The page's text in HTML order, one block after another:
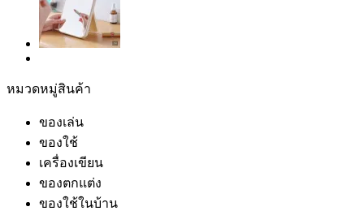
หมวดหมู่สินค้า
ของเล่น
ของใช้
เครื่องเขียน
ของตกแต่ง
ของใช้ในบ้าน